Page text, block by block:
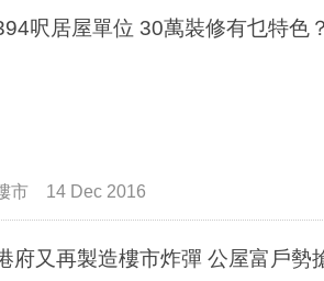
呎居屋單位 30萬裝修有乜特色？
市 14 Dec 2016
港府又再製造樓市炸